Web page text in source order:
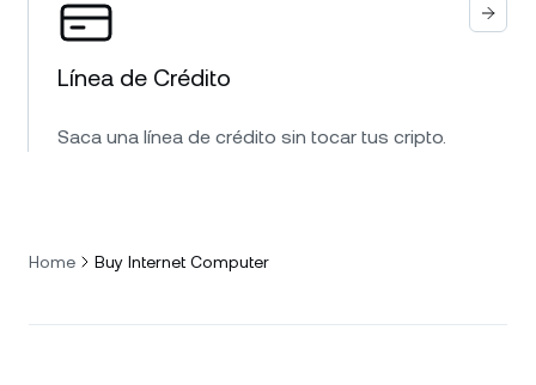
Línea de Crédito
Saca una línea de crédito sin tocar tus cripto.
Home Buy Internet Computer